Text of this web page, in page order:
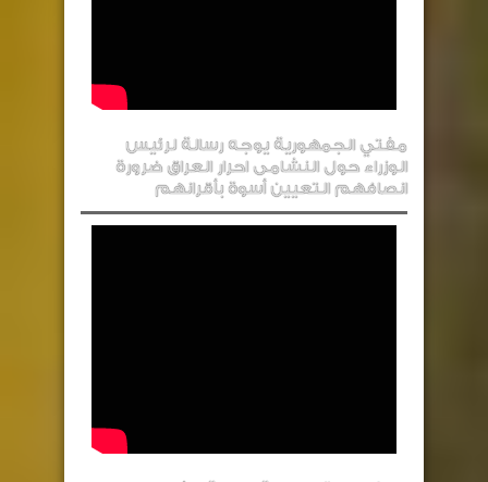
مفتي الجمهورية يوجه رسالة لرئيس
الوزراء حول النشامى احرار العراق ضرورة
انصافهم التعيين أسوة بأقرانهم